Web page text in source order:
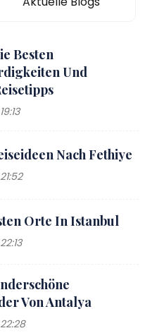
Besten
Und
Nach Fethiye
Orte In Istanbul
Von Antalya